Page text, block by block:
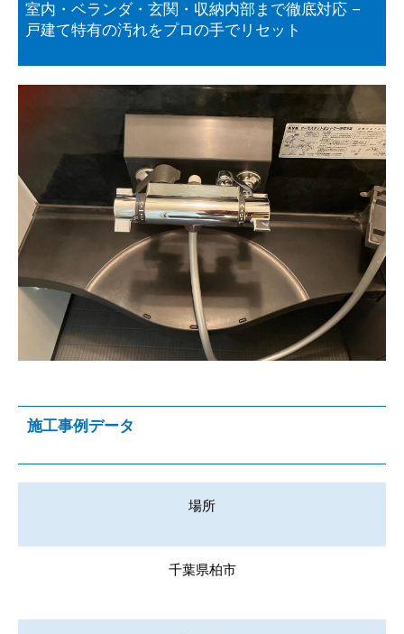
室内・ベランダ・玄関・収納内部まで徹底対応 −
戸建て特有の汚れをプロの手でリセット
施工事例データ
場所
千葉県柏市